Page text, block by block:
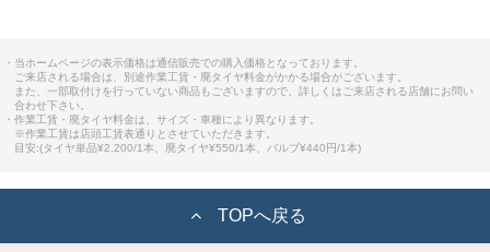
・当ホームページの表示価格は通信販売での購入価格となっております。
ご来店される場合は、別途作業工賃・廃タイヤ料金がかかる場合がございます。
また、一部取付けを行っていない商品もございますので、詳しくはご来店される店舗にお問い
合わせ下さい。
・作業工賃・廃タイヤ料金は、サイズ・車種により異なります。
※作業工賃は店頭工賃表通りとさせていただきます。
目安:(タイヤ単品¥2,200/1本、廃タイヤ¥550/1本、バルブ¥440円/1本)
TOPへ戻る